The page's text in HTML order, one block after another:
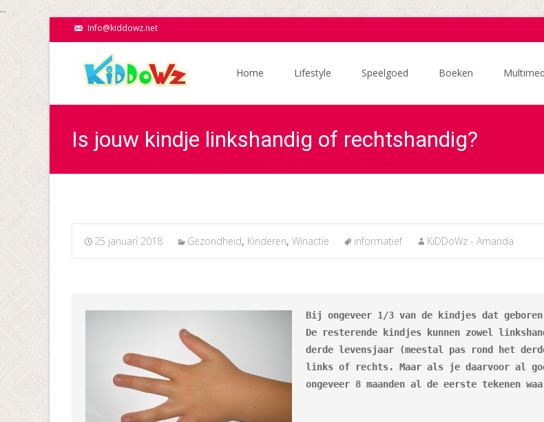
...
Info@kiddowz.net
naar
inhoud
Home Lifestyle Speelgoed Boeken
Is jouw kindje linkshandig of rechtshandig?
25 januari 2018 Gezondheid, Kinderen, Winactie informatief KiDDoWz - Amanda
Bij ongeveer 1/3 van de kindjes dat
De resterende kindjes kunnen zowel
derde levensjaar (meestal pas rond het
links of rechts. Maar als je daarvoor al
ongeveer 8 maanden al de eerste tekenen